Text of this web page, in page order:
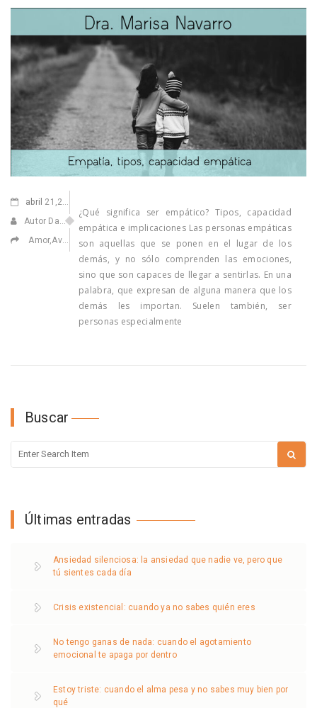
abril 21,2022
Autor David
Amor, Aventuras Ilusionarse ,Medicina Emocional
¿Qué significa ser empático? Tipos, capacidad
empática e implicaciones Las personas empáticas
son aquellas que se ponen en el lugar de los
demás, y no sólo comprenden las emociones,
sino que son capaces de llegar a sentirlas. En una
palabra, que expresan de alguna manera que los
demás les importan. Suelen también, ser
personas especialmente
Buscar
Últimas entradas
Ansiedad silenciosa: la ansiedad que nadie ve, pero que
tú sientes cada día
Crisis existencial: cuando ya no sabes quién eres
No tengo ganas de nada: cuando el agotamiento
emocional te apaga por dentro
Estoy triste: cuando el alma pesa y no sabes muy bien por
qué